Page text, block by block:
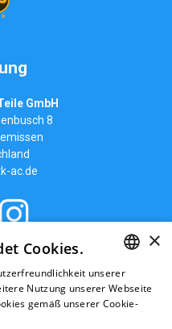
GmbH
8
ac.de
GERMAN
RUSSIAN
×
Cookies.
unserer
Nutzung unserer Webseite
gemäß unserer Cookie-